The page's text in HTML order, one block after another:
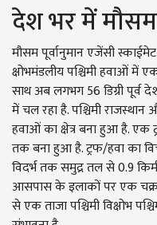
देश भर में मौसम
मौसम पूर्वानुमान एजेंसी
क्षोभमंडलीय पश्चिमी हवाओं में
साथ अब लगभग 56 डिग्री पूर्व
में चल रहा है. पश्चिमी
हवाओं का क्षेत्र बना हुआ है. एक
तक बना हुआ है. ट्रफ/हवा का
विदर्भ तक समुद्र तल से 0.9
आसपास के इलाकों पर एक
से एक ताजा पश्चिमी विक्षोभ